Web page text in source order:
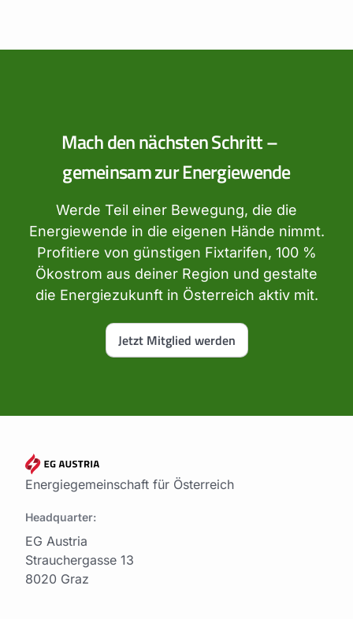
Mach den nächsten Schritt –
gemeinsam zur Energiewende
Werde Teil einer Bewegung, die die
Energiewende in die eigenen Hände nimmt.
Profitiere von günstigen Fixtarifen, 100 %
Ökostrom aus deiner Region und gestalte
die Energiezukunft in Österreich aktiv mit.
Jetzt Mitglied werden
Energiegemeinschaft für Österreich
Headquarter:
EG Austria
Strauchergasse 13
8020 Graz